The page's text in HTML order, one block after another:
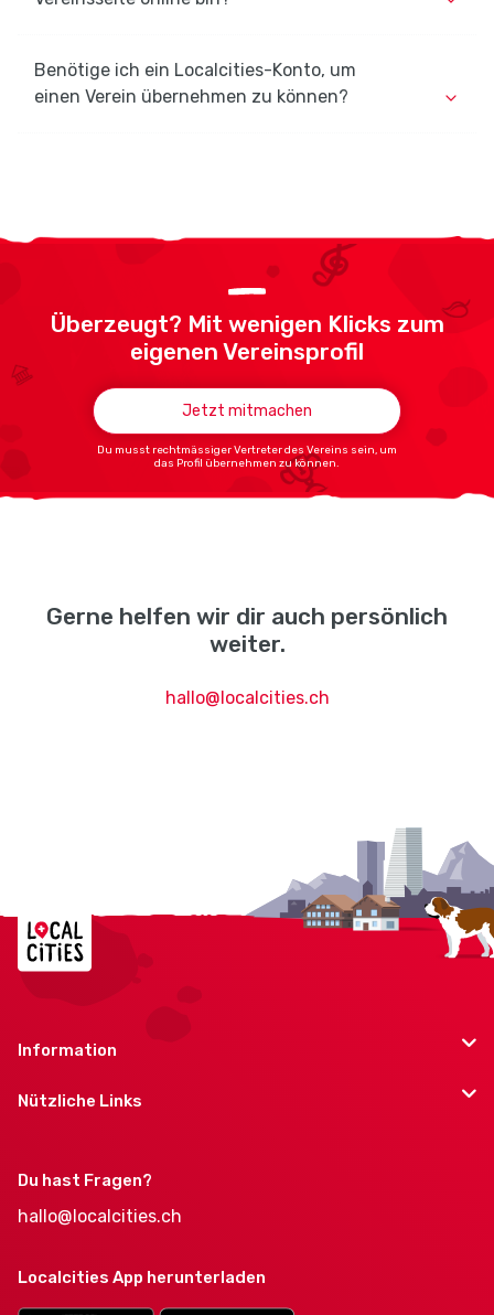
Benötige ich ein Localcities-Konto, um
einen Verein übernehmen zu können?
Überzeugt? Mit wenigen Klicks zum
eigenen Vereinsprofil
Jetzt mitmachen
Du musst rechtmässiger Vertreter des Vereins sein, um
das Profil übernehmen zu können.
Gerne helfen wir dir auch persönlich
weiter.
hallo@localcities.ch
Information
Nützliche Links
Du hast Fragen?
hallo@localcities.ch
Localcities App herunterladen